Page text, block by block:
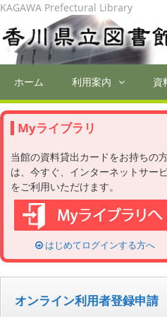
KAGAWA Prefectural Library
ホーム 利用案内 資
Myライブラリ
当館の資料貸出カードをお持ちの
は、今すぐ、インターネットサー
をご利用いただけます。
はじめてログインする方へ
オンライン利用者登録申請